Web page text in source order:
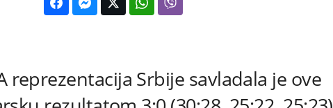
reprezentacija Srbije savladala je ove